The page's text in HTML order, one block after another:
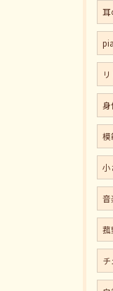
耳
身
模
小
音
菰